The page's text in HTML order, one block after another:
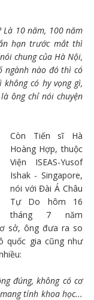
Là 10 năm, 100 năm
hạn trước mắt thì
chung của Hà Nội,
ngành nào đó thì có
có hy vọng gì,
ông chỉ nói chuyện
Còn Tiến sĩ Hà
Hoàng Hợp, thuộc
Viện ISEAS-Yusof
Ishak - Singapore,
nói với Đài Á Châu
Tự Do hôm 16
tháng 7 năm
sở, ông đưa ra so
quốc gia cũng như
đúng, không có cơ
tính khoa học...